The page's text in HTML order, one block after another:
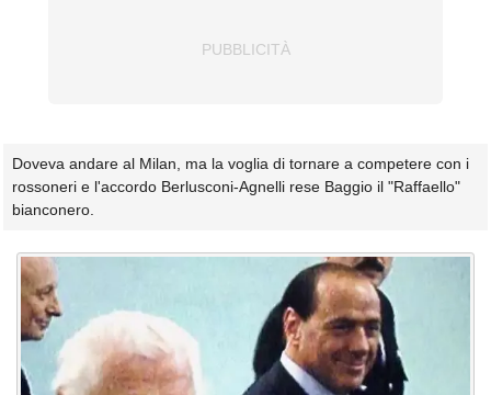
Doveva andare al Milan, ma la voglia di tornare a competere con i
rossoneri e l'accordo Berlusconi-Agnelli rese Baggio il "Raffaello"
bianconero.